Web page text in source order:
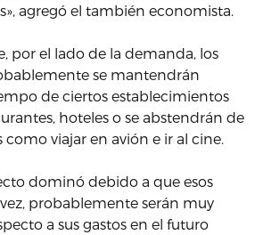
agregó el también economista.
por el lado de la demanda, los
se mantendrán
de ciertos establecimientos
hoteles o se abstendrán de
viajar en avión e ir al cine.
dominó debido a que esos
probablemente serán muy
a sus gastos en el futuro